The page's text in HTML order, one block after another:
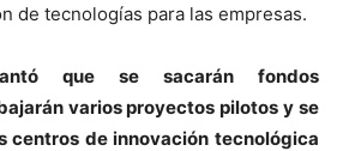
de tecnologías para las empresas.
que se sacarán fondos
varios proyectos pilotos y se
centros de innovación tecnológica